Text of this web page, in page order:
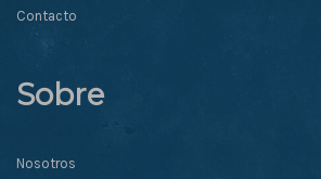
Contacto
Sobre
Nosotros